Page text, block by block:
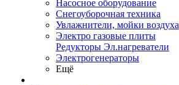
Насосное оборудование
Снегоуборочная техника
Увлажнители, мойки воздуха
Электро газовые плиты
Редукторы Эл.нагреватели
Электрогенераторы
Ещё